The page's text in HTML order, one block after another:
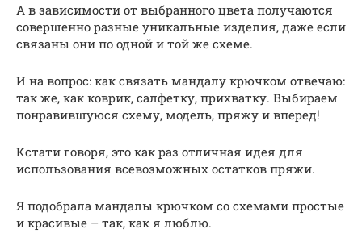
А в зависимости от выбранного цвета получаются
совершенно разные уникальные изделия, даже если
связаны они по одной и той же схеме.
И на вопрос: как связать мандалу крючком отвечаю:
так же, как коврик, салфетку, прихватку. Выбираем
понравившуюся схему, модель, пряжу и вперед!
Кстати говоря, это как раз отличная идея для
использования всевозможных остатков пряжи.
Я подобрала мандалы крючком со схемами простые
и красивые – так, как я люблю.